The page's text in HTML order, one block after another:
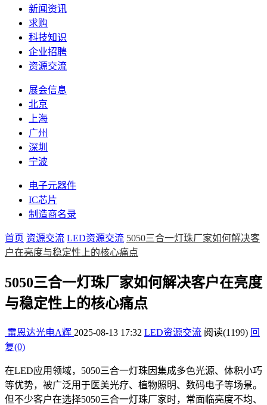
新闻资讯
求购
科技知识
企业招聘
资源交流
展会信息
北京
上海
广州
深圳
宁波
电子元器件
IC芯片
制造商名录
首页 资源交流 LED资源交流 5050三合一灯珠厂家如何解决客
户在亮度与稳定性上的核心痛点
5050三合一灯珠厂家如何解决客户在亮度
与稳定性上的核心痛点
雷恩达光电A辉 2025-08-13 17:32 LED资源交流 阅读(1199) 回
复(0)
在LED应用领域，5050三合一灯珠因集成多色光源、体积小巧
等优势，被广泛用于医美光疗、植物照明、数码电子等场景。
但不少客户在选择5050三合一灯珠厂家时，常面临亮度不均、